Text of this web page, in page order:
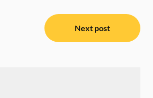
Next post